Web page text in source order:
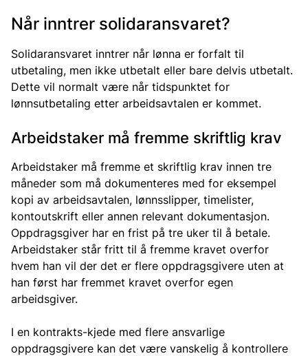
Når inntrer solidaransvaret?
Solidaransvaret inntrer når lønna er forfalt til
utbetaling, men ikke utbetalt eller bare delvis utbetalt.
Dette vil normalt være når tidspunktet for
lønnsutbetaling etter arbeidsavtalen er kommet.
Arbeidstaker må fremme skriftlig krav
Arbeidstaker må fremme et skriftlig krav innen tre
måneder som må dokumenteres med for eksempel
kopi av arbeidsavtalen, lønnsslipper, timelister,
kontoutskrift eller annen relevant dokumentasjon.
Oppdragsgiver har en frist på tre uker til å betale.
Arbeidstaker står fritt til å fremme kravet overfor
hvem han vil der det er flere oppdragsgivere uten at
han først har fremmet kravet overfor egen
arbeidsgiver.
I en kontrakts-kjede med flere ansvarlige
oppdragsgivere kan det være vanskelig å kontrollere